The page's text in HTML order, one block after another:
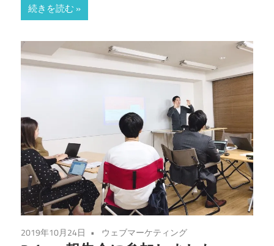
続きを読む
2019年10月24日 ウェブマーケティング